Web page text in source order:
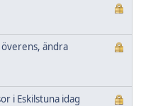
ändra
i Eskilstuna idag